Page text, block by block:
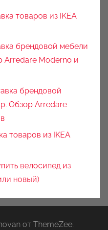
товаров из IKEA
брендовой мебели
Arredare Moderno и
брендовой
Обзор Arredare
товаров из IKEA
велосипед из
новый)
от ThemeZee.